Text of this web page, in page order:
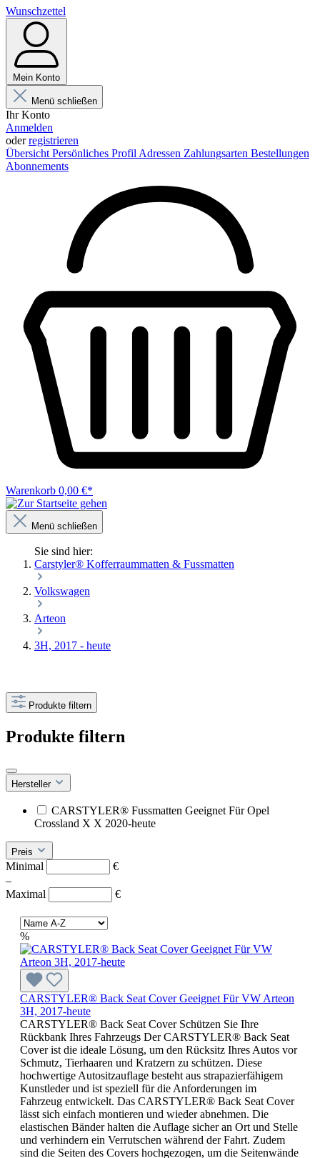
Wunschzettel
Mein Konto
Menü schließen
Ihr Konto
Anmelden
oderregistrieren
Übersicht Persönliches Profil Adressen Zahlungsarten Bestellungen
Abonnements
Warenkorb 0,00 €*
Menü schließen
Sie sind hier:
Carstyler® Kofferraummatten & Fussmatten
Volkswagen
Arteon
3H, 2017 - heute
Produkte filtern
Produkte filtern
Hersteller
CARSTYLER® Fussmatten Geeignet Für Opel
Crossland X X 2020-heute
Preis
Minimal
€
–
Maximal
€
%
CARSTYLER® Back Seat Cover Geeignet Für VW Arteon
3H, 2017-heute
CARSTYLER® Back Seat Cover Schützen Sie Ihre
Rückbank Ihres Fahrzeugs Der CARSTYLER® Back Seat
Cover ist die ideale Lösung, um den Rücksitz Ihres Autos vor
Schmutz, Tierhaaren und Kratzern zu schützen. Diese
hochwertige Autositzauflage besteht aus strapazierfähigem
Kunstleder und ist speziell für die Anforderungen im
Fahrzeug entwickelt. Das CARSTYLER® Back Seat Cover
lässt sich einfach montieren und wieder abnehmen. Die
elastischen Bänder halten die Auflage sicher an Ort und Stelle
und verhindern ein Verrutschen während der Fahrt. Zudem
sind die Seiten des Covers hochgezogen, um die Seitenwände